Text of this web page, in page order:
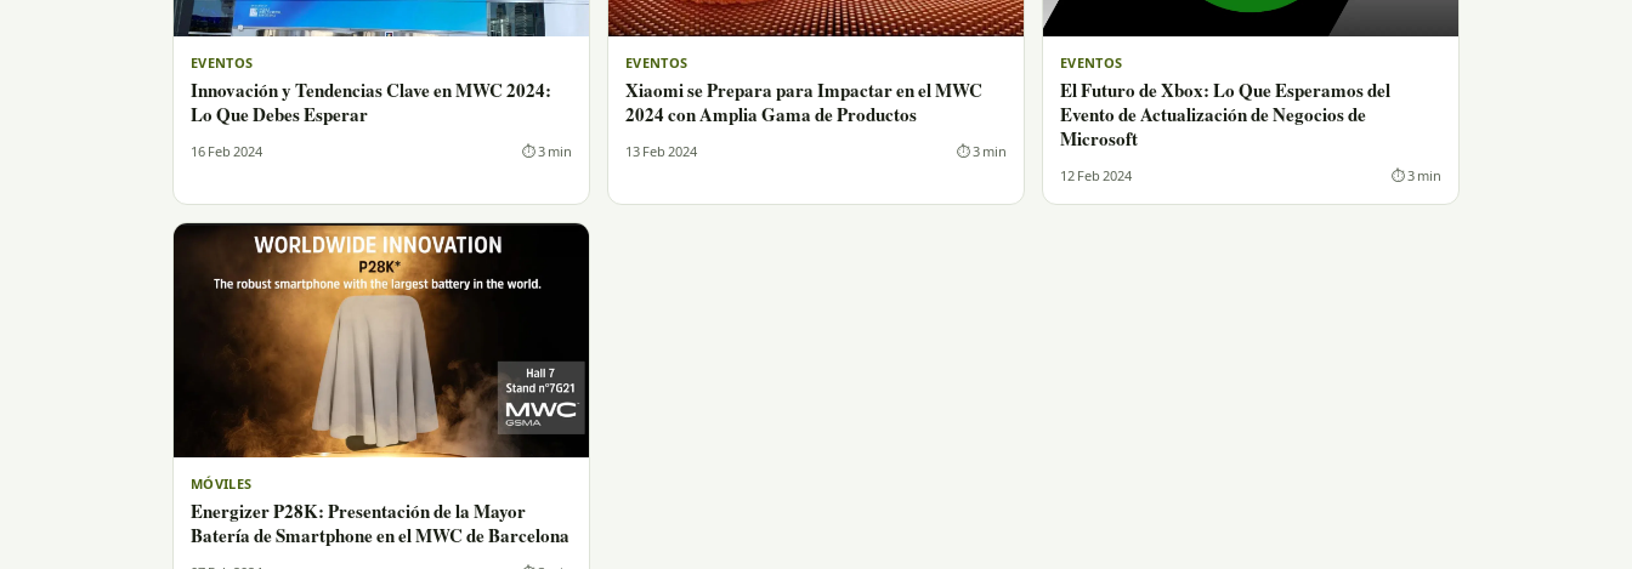
EVENTOS
Innovación y Tendencias Clave en MWC 2024:
Lo Que Debes Esperar
16 Feb 2024 ⏱ 3 min
EVENTOS
Xiaomi se Prepara para Impactar en el MWC
2024 con Amplia Gama de Productos
13 Feb 2024 ⏱ 3 min
EVENTOS
El Futuro de Xbox: Lo Que Esperamos del
Evento de Actualización de Negocios de
Microsoft
12 Feb 2024 ⏱ 3 min
MÓVILES
Energizer P28K: Presentación de la Mayor
Batería de Smartphone en el MWC de Barcelona